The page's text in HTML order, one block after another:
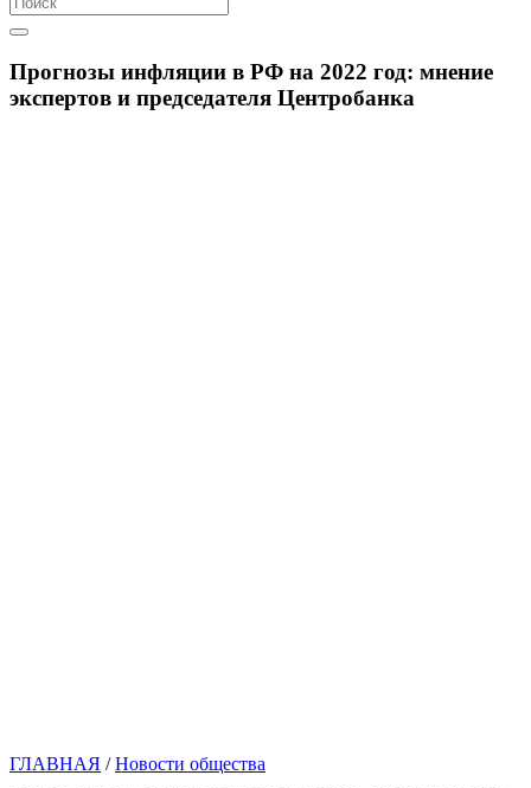
Прогнозы инфляции в РФ на 2022 год: мнение
экспертов и председателя Центробанка
ГЛАВНАЯ /Новости общества